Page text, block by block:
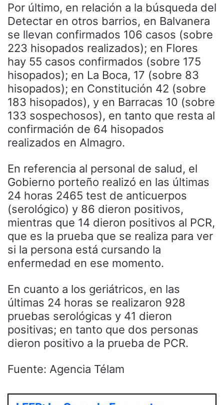
Por último, en relación a la búsqueda del
Detectar en otros barrios, en Balvanera
se llevan confirmados 106 casos (sobre
223 hisopados realizados); en Flores
hay 55 casos confirmados (sobre 175
hisopados); en La Boca, 17 (sobre 83
hisopados); en Constitución 42 (sobre
183 hisopados), y en Barracas 10 (sobre
133 sospechosos), en tanto que resta al
confirmación de 64 hisopados
realizados en Almagro.
En referencia al personal de salud, el
Gobierno porteño realizó en las últimas
24 horas 2465 test de anticuerpos
(serológico) y 86 dieron positivos,
mientras que 14 dieron positivos al PCR,
que es la prueba que se realiza para ver
si la persona está cursando la
enfermedad en ese momento.
En cuanto a los geriátricos, en las
últimas 24 horas se realizaron 928
pruebas serológicas y 41 dieron
positivas; en tanto que dos personas
dieron positivo a la prueba de PCR.
Fuente: Agencia Télam